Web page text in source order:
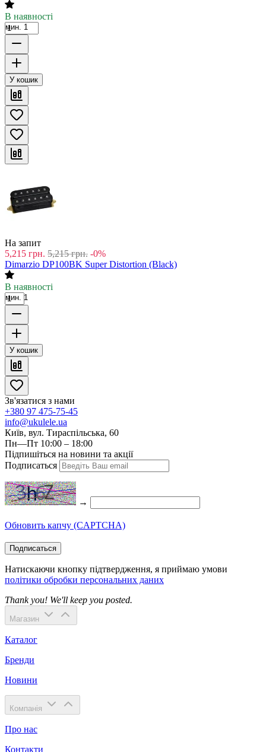
В наявності
мин. 1
У кошик
На запит
5,215 грн. 5,215 грн. -0%
Dimarzio DP100BK Super Distortion (Black)
В наявності
мин. 1
У кошик
Зв'язатися з нами
+380 97 475-75-45
info@ukulele.ua
Київ, вул. Тираспільська, 60
Пн—Пт 10:00 – 18:00
Підпишіться на новини та акції
Подписаться
→
Обновить капчу (CAPTCHA)
Подписаться
Натискаючи кнопку підтвердження, я приймаю умови
політики обробки персональних даних
Thank you! We'll keep you posted.
Магазин
Каталог
Бренди
Новини
Компанія
Про нас
Контакти